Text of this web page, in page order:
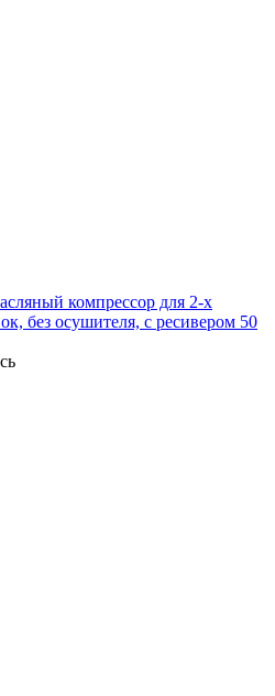
компрессор для 2-х
без осушителя, с ресивером 50